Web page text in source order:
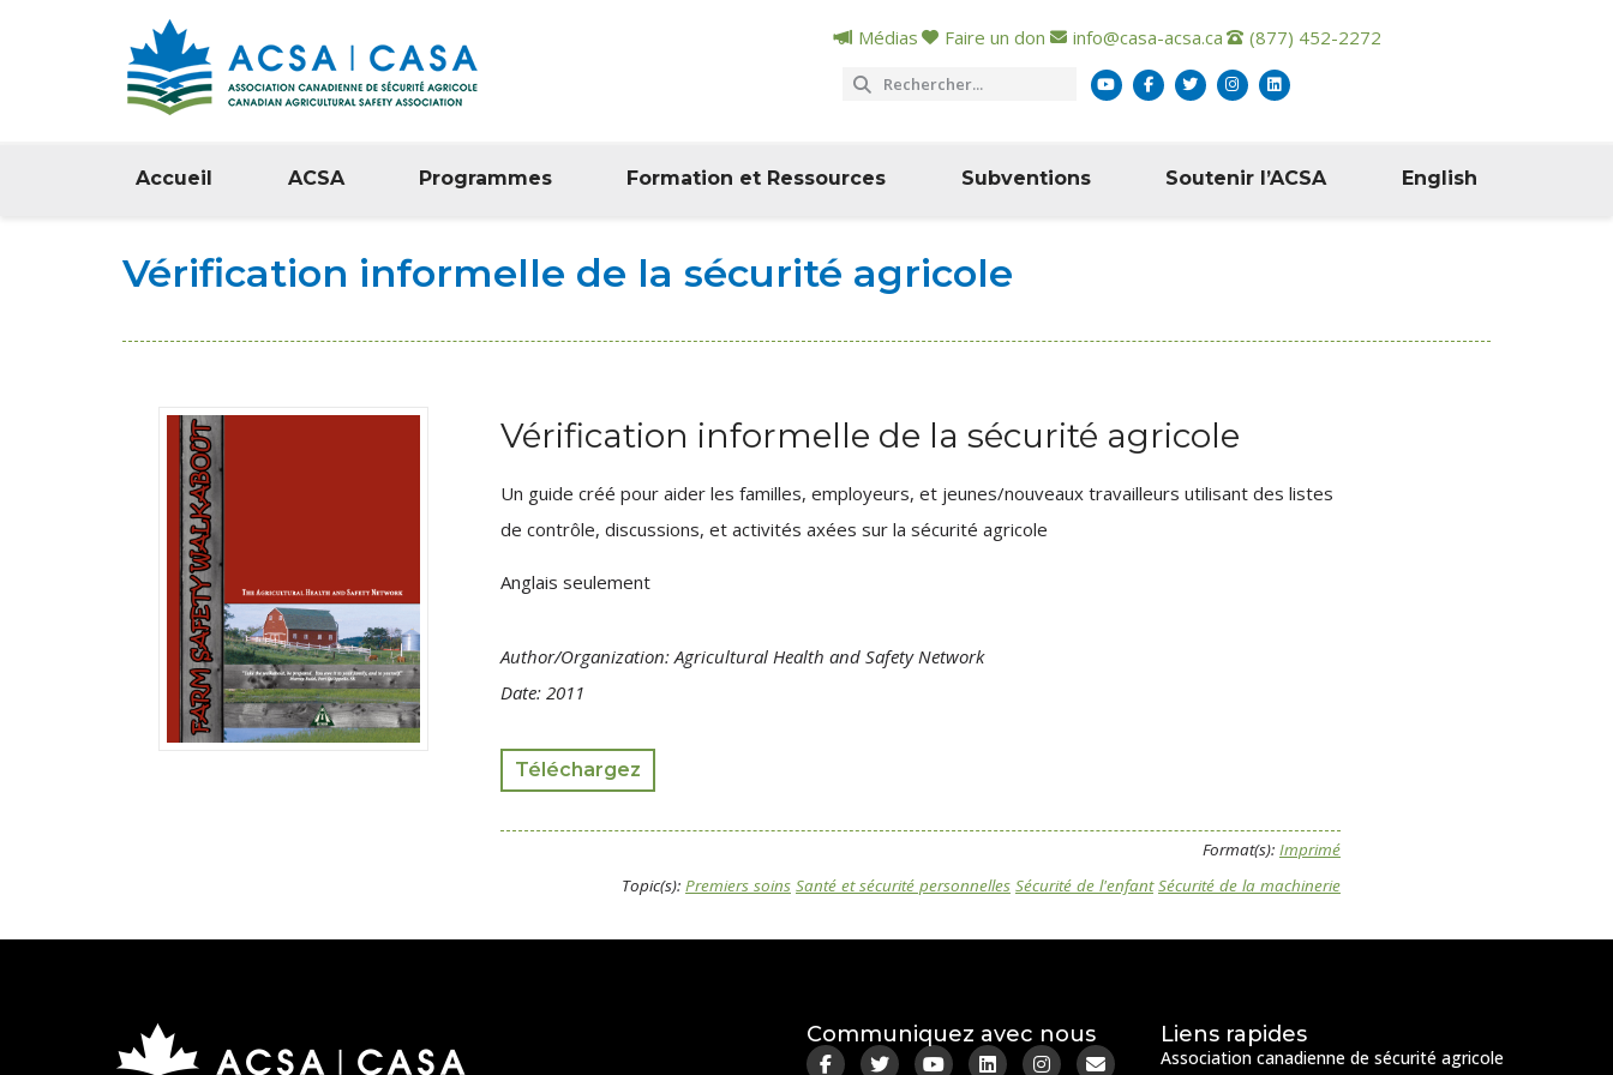
Médias Faire un don info@casa-acsa.ca (877) 452-2272
Accueil ACSA Programmes Formation et Ressources Subventions Soutenir l’ACSA English
Vérification informelle de la sécurité agricole
Vérification informelle de la sécurité agricole
Un guide créé pour aider les familles, employeurs, et jeunes/nouveaux travailleurs utilisant des listes
de contrôle, discussions, et activités axées sur la sécurité agricole
Anglais seulement
Author/Organization: Agricultural Health and Safety Network
Date: 2011
Téléchargez
Format(s): Imprimé
Topic(s): Premiers soins Santé et sécurité personnelles Sécurité de l'enfant Sécurité de la machinerie
Communiquez avec nous Liens rapides
Association canadienne de sécurité agricole